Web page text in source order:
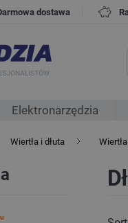
dostawa
Elektronarzędzia
Wiertła i dłuta